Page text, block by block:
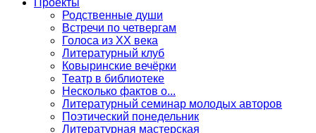
Проекты
Родственные души
Встречи по четвергам
Голоса из ХХ века
Литературный клуб
Ковыринские вечёрки
Театр в библиотеке
Несколько фактов о...
Литературный семинар молодых авторов
Поэтический понедельник
Литературная мастерская